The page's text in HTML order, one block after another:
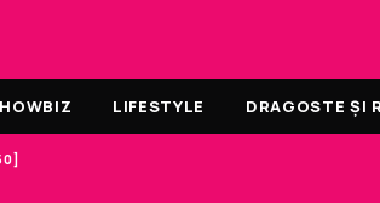
LIFESTYLE DRAGOSTE ȘI